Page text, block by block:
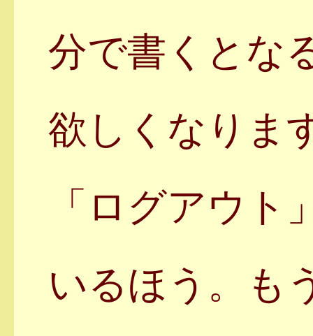
分で書くとな
欲しくなりま
「ログアウ
いるほう。も